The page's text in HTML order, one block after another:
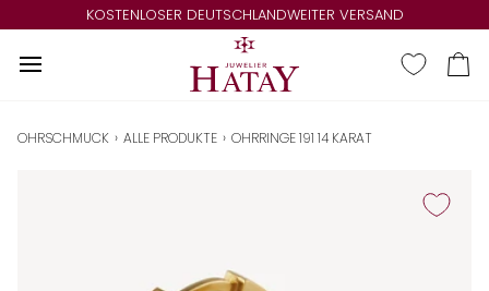
zum
KOSTENLOSER DEUTSCHLANDWEITER VERSAND
OHRSCHMUCK › ALLE PRODUKTE › OHRRINGE 191 14 KARAT